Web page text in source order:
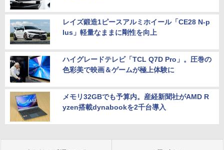
レイズ鍛造1ピースアルミホイール「CE28 N-p
lus」軽量なままに剛性を向上
ハイグレードテレビ「TCL Q7D Pro」。圧巻の
色彩美で映画＆ゲームが極上体験に
メモリ32GBでも予算内。産経新聞社がAMD R
yzen搭載dynabookを2千台導入